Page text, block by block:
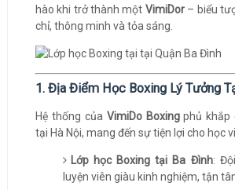
hào khi trở thành một VimiDor– biểu
chỉ, thông minh và tỏa sáng.
1. Địa Điểm Học Boxing Lý Tưởng
Hệ thống của VimiDo Boxingphủ khắp
tại Hà Nội, mang đến sự tiện lợi cho học
Lớp học Boxing tại Ba Đình:
luyện viên giàu kinh nghiệm, tận